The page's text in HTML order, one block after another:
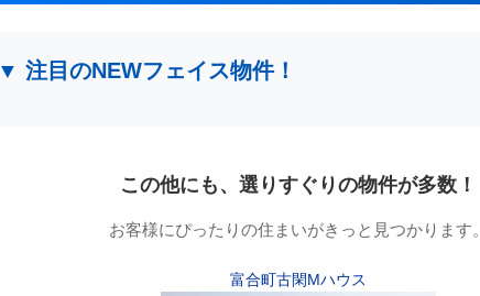
▼ 注目のNEWフェイス物件！
この他にも、選りすぐりの物件が多数！
お客様にぴったりの住まいがきっと見つかります。
富合町古閑Mハウス